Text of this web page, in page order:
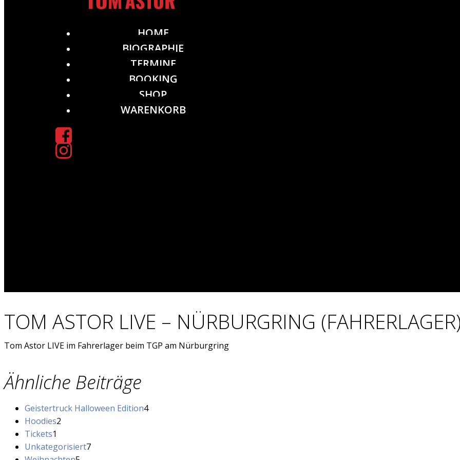
HOME
BIOGRAPHIE
TERMINE
BOOKING
SHOP
WARENKORB
TOM ASTOR LIVE – NÜRBURGRING
Tom Astor LIVE im Fahrerlager beim TGP am Nürburgring
Ähnliche Beiträge
Geistertruck Halloween Edition44
Hoodies2
Tickets1
Produkt
Unkategorisiert77